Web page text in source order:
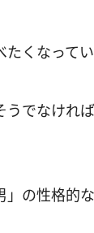
くなって
でなけれ
の性格的